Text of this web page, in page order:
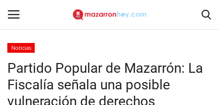
Inicio
Noticias
Partido Popular de Mazarrón: La
Fiscalía señala una posible
vulneración de derechos